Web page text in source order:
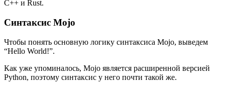
C++ и Rust.
Синтаксис Mojo
Чтобы понять основную логику синтаксиса Mojo, выведем
“Hello World!”.
Как уже упоминалось, Mojo является расширенной версией
Python, поэтому синтаксис у него почти такой же.